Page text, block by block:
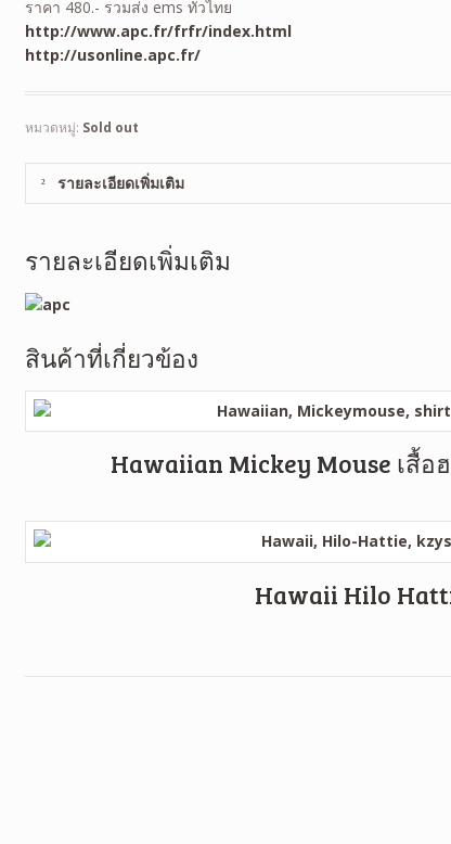
ราคา 480.- รวมส่ง ems ทั่วไทย
http://www.apc.fr/frfr/index.html
http://usonline.apc.fr/
หมวดหมู่: Sold out
รายละเอียดเพิ่มเติม
รายละเอียดเพิ่มเติม
สินค้าที่เกี่ยวข้อง
Hawaiian Mickey Mouse เสื้อ
Hawaii Hilo